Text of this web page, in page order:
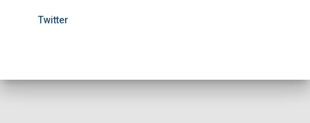
Twitter